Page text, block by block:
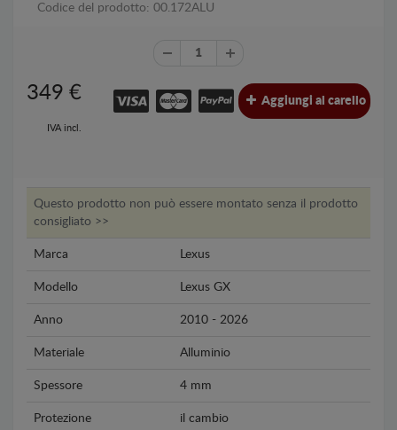
Codice del prodotto: 00.172ALU
349 €
IVA incl.
Aggiungi al carello
Questo prodotto non può essere montato senza il prodotto
consigliato >>
Marca Lexus
Modello Lexus GX
Anno 2010 - 2026
Materiale Alluminio
Spessore 4 mm
Protezione il cambio